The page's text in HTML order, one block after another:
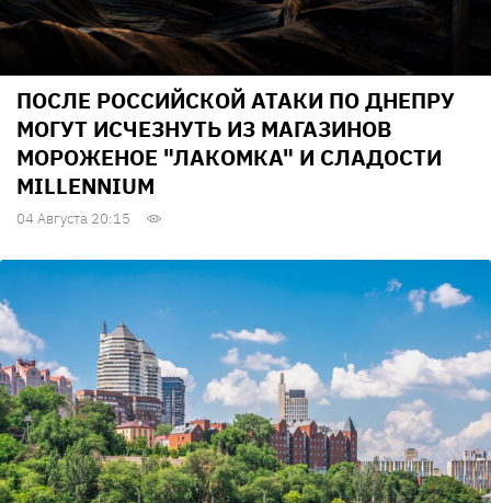
ПОСЛЕ РОССИЙСКОЙ АТАКИ ПО ДНЕПРУ
МОГУТ ИСЧЕЗНУТЬ ИЗ МАГАЗИНОВ
МОРОЖЕНОЕ "ЛАКОМКА" И СЛАДОСТИ
MILLENNIUM
04 Августа 20:15